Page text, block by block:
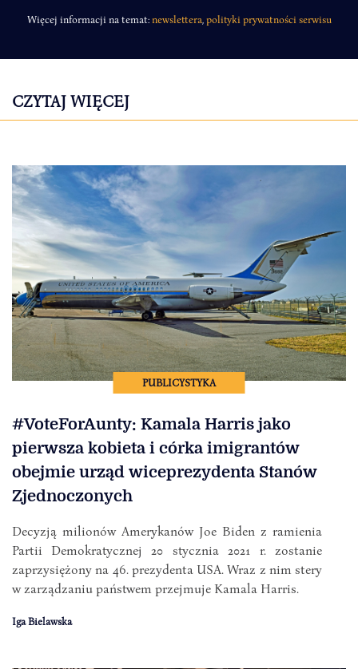
Więcej informacji na temat:newslettera polityki prywatności serwisu
CZYTAJ WIĘCEJ
PUBLICYSTYKA
#VoteForAunty: Kamala Harris jako
pierwsza kobieta i córka imigrantów
obejmie urząd wiceprezydenta Stanów
Zjednoczonych
Decyzją milionów Amerykanów Joe Biden z ramienia
Partii Demokratycznej 20 stycznia 2021 r. zostanie
zaprzysiężony na 46. prezydenta USA. Wraz z nim stery
w zarządzaniu państwem przejmuje Kamala Harris.
Iga Bielawska